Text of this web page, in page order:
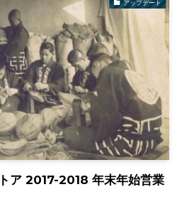
アップデート
ア 2017-2018 年末年始営業